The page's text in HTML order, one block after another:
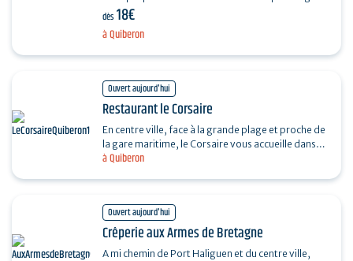
à Quiberon
gré des arrivages. Ambiance décontractée.…
dès 18€
Ouvert aujourd'hui
à Quiberon
Restaurant le Corsaire
En centre ville, face à la grande plage et proche de
la gare maritime, le Corsaire vous accueille dans
ses salles et sa terrasse, vue mer. Cuisine de…
Ouvert aujourd'hui
Crêperie aux Armes de Bretagne
A mi chemin de Port Haliguen et du centre ville,